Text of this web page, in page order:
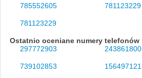
785552605 781123229
781123229
Ostatnio oceniane numery telefonów
297772903
243861800
739102853 156497121